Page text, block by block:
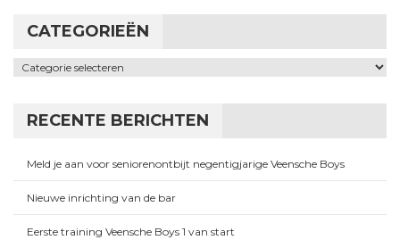
CATEGORIEËN
Categorieën
RECENTE BERICHTEN
Meld je aan voor seniorenontbijt negentigjarige Veensche Boys
Nieuwe inrichting van de bar
Eerste training Veensche Boys 1 van start